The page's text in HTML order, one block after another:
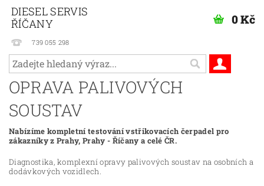
DIESEL SERVIS
ŘÍČANY
739 055 298
0 Kč
OPRAVA PALIVOVÝCH
SOUSTAV
Nabízíme kompletní testování vstřikovacích čerpadel pro
zákazníky z Prahy, Prahy - Říčany a celé ČR.
Diagnostika, komplexní opravy palivových soustav na osobních a
dodávkových vozidlech.